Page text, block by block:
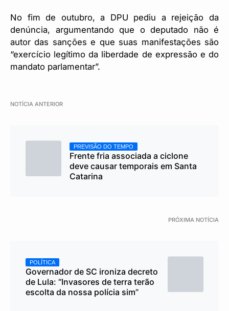
No fim de outubro, a DPU pediu a rejeição da
denúncia, argumentando que o deputado não é
autor das sanções e que suas manifestações são
“exercício legítimo da liberdade de expressão e do
mandato parlamentar”.
NOTÍCIA ANTERIOR
PREVISÃO DO TEMPO
Frente fria associada a ciclone
deve causar temporais em Santa
Catarina
PRÓXIMA NOTÍCIA
POLÍTICA
Governador de SC ironiza decreto
de Lula: “Invasores de terra terão
escolta da nossa polícia sim”